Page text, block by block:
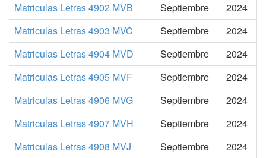
Matriculas Letras 4902 MVB
Septiembre
2024
Matriculas Letras 4903 MVC
Septiembre
2024
Matriculas Letras 4904 MVD
Septiembre
2024
Matriculas Letras 4905 MVF
Septiembre
2024
Matriculas Letras 4906 MVG
Septiembre
2024
Matriculas Letras 4907 MVH
Septiembre
2024
Matriculas Letras 4908 MVJ
Septiembre
2024